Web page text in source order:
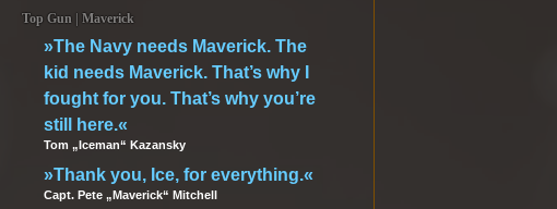
Top Gun | Maverick
»The Navy needs Maverick. The
kid needs Maverick. That’s why I
fought for you. That’s why you’re
still here.«
Tom „Iceman“ Kazansky
»Thank you, Ice, for everything.«
Capt. Pete „Maverick“ Mitchell